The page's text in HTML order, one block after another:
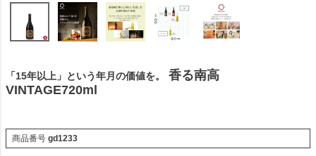
「15年以上」という年月の価値を。
香る南高
VINTAGE720ml
商品番号 gd1233